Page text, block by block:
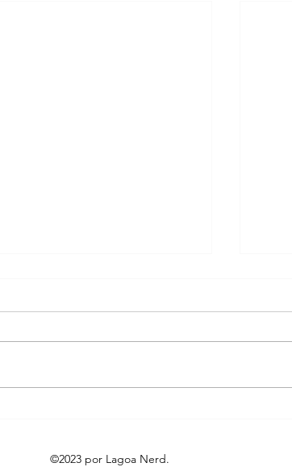
©2023 por Lagoa Nerd.